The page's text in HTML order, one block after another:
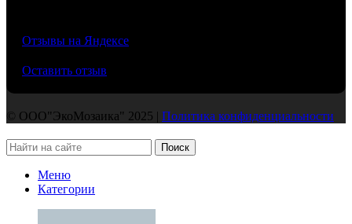
Отзывы на Яндексе
Оставить отзыв
© ООО"ЭкоМозаика" 2025 | Политика конфиденциальности
Поиск
Меню
Категории